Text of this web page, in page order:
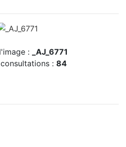
:
_AJ_6771
: 84